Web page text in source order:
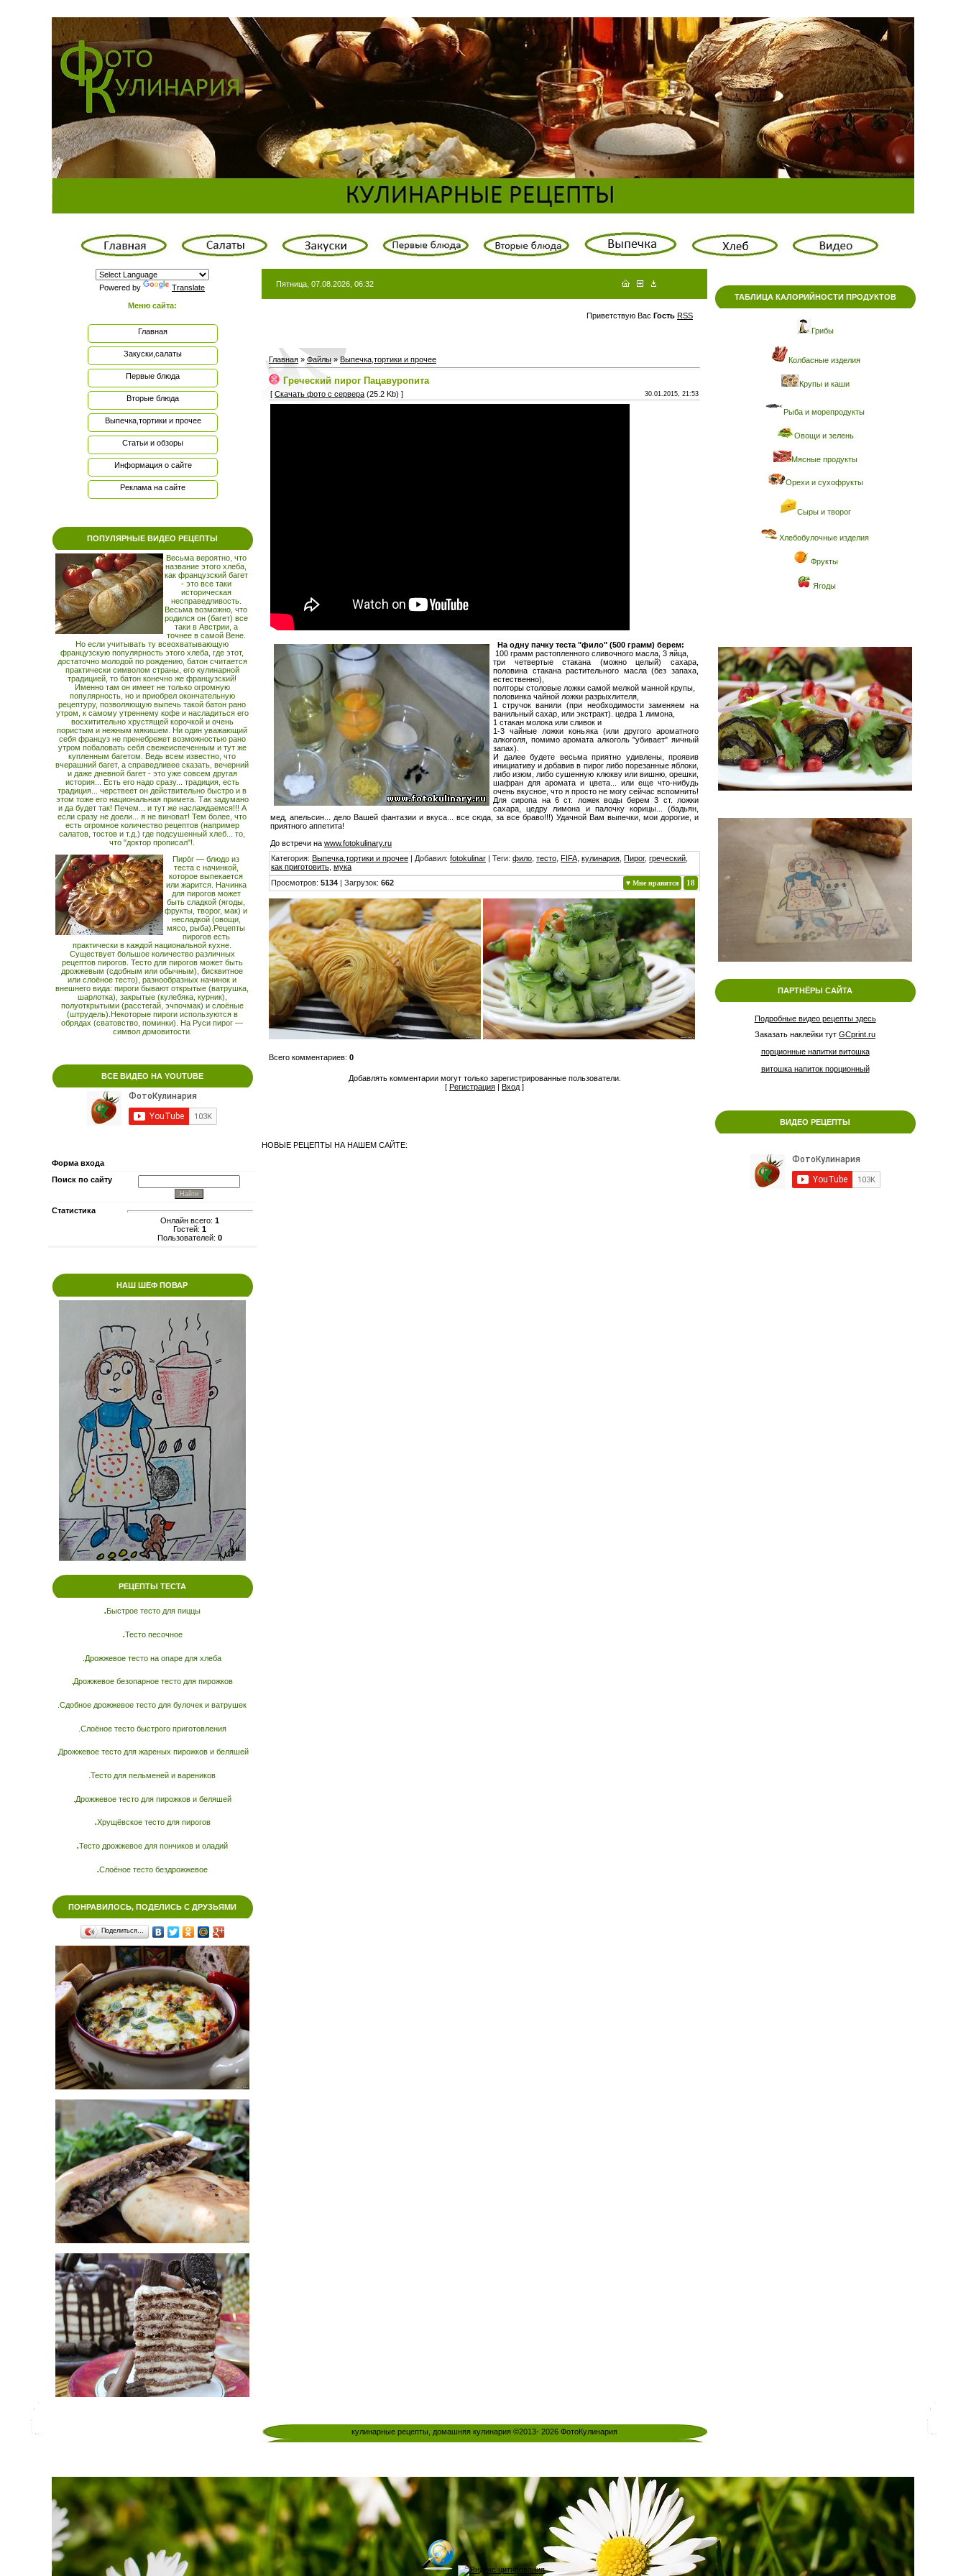
Powered by Translate
Меню сайта:
Главная
Закуски,салаты
Первые блюда
Вторые блюда
Выпечка,тортики и прочее
Статьи и обзоры
Информация о сайте
Реклама на сайте
ПОПУЛЯРНЫЕ ВИДЕО РЕЦЕПТЫ
Весьма вероятно, что
название этого хлеба,
как французский багет
- это все таки
историческая
несправедливость.
Весьма возможно, что
родился он (багет) все
таки в Австрии, а
точнее в самой Вене.
Но если учитывать ту всеохватывающую
французскую популярность этого хлеба, где этот,
достаточно молодой по рождению, батон считается
практически символом страны, его кулинарной
традицией, то батон конечно же французский!
Именно там он имеет не только огромную
популярность, но и приобрел окончательную
рецептуру, позволяющую выпечь такой батон рано
утром, к самому утреннему кофе и насладиться его
восхитительно хрустящей корочкой и очень
пористым и нежным мякишем. Ни один уважающий
себя француз не пренебрежет возможностью рано
утром побаловать себя свежеиспеченным и тут же
купленным багетом. Ведь всем известно, что
вчерашний багет, а справедливее сказать, вечерний
и даже дневной багет - это уже совсем другая
история... Есть его надо сразу... традиция, есть
традиция... черствеет он действительно быстро и в
этом тоже его национальная примета. Так задумано
и да будет так! Печем... и тут же наслаждаемся!!! А
если сразу не доели... я не виноват! Тем более, что
есть огромное количество рецептов (например
салатов, тостов и т.д.) где подсушенный хлеб... то,
что "доктор прописал"!.
Пиро́г — блюдо из
теста с начинкой,
которое выпекается
или жарится. Начинка
для пирогов может
быть сладкой (ягоды,
фрукты, творог, мак) и
несладкой (овощи,
мясо, рыба).Рецепты
пирогов есть
практически в каждой национальной кухне.
Существует большое количество различных
рецептов пирогов. Тесто для пирогов может быть
дрожжевым (сдобным или обычным), бисквитное
или слоёное тесто), разнообразных начинок и
внешнего вида: пироги бывают открытые (ватрушка,
шарлотка), закрытые (кулебяка, курник),
полуоткрытыми (расстегай, эчпочмак) и слоёные
(штрудель).Некоторые пироги используются в
обрядах (сватовство, поминки). На Руси пирог —
символ домовитости.
ВСЕ ВИДЕО НА YOUTUBE
Форма входа
Поиск по сайту
Статистика
Онлайн всего: 1
Гостей: 1
Пользователей: 0
НАШ ШЕФ ПОВАР
РЕЦЕПТЫ ТЕСТА
. Быстрое тесто для пиццы
.Тесто песочное
.Дрожжевое тесто на опаре для хлеба
.Дрожжевое безопарное тесто для пирожков
.Сдобное дрожжевое тесто для булочек и ватрушек
.Слоёное тесто быстрого приготовления
.Дрожжевое тесто для жареных пирожков и беляшей
.Тесто для пельменей и вареников
.Дрожжевое тесто для пирожков и беляшей
.Хрущёвское тесто для пирогов
.Тесто дрожжевое для пончиков и оладий
.Слоёное тесто бездрожжевое
ПОНРАВИЛОСЬ, ПОДЕЛИСЬ С ДРУЗЬЯМИ
Поделиться…
Пятница, 07.08.2026, 06:32
Приветствую Вас Гость RSS
Главная » Файлы »Выпечка,тортики и прочее
Греческий пирог Пацавуропита
[ Скачать фото с сервера (25.2 Kb) ] 30.01.2015, 21:53
На одну пачку теста "фило" (500 грамм) берем:
100 грамм растопленного сливочного масла, 3 яйца,
три четвертые стакана (можно целый) сахара,
половина стакана растительного масла (без запаха,
естественно),
полторы столовые ложки самой мелкой манной крупы,
половинка чайной ложки разрыхлителя,
1 стручок ванили (при необходимости заменяем на
ванильный сахар, или экстракт). цедра 1 лимона,
1 стакан молока или сливок и
1-3 чайные ложки коньяка (или другого ароматного
алкоголя, помимо аромата алкоголь "убивает" яичный
запах).
И далее будете весьма приятно удивлены, проявив
инициативу и добавив в пирог либо порезанные яблоки,
либо изюм, либо сушенную клюкву или вишню, орешки,
шафран для аромата и цвета... или еще что-нибудь
очень вкусное, что я просто не могу сейчас вспомнить!
Для сиропа на 6 ст. ложек воды берем 3 ст. ложки
сахара, цедру лимона и палочку корицы... (бадьян,
мед, апельсин... дело Вашей фантазии и вкуса... все сюда, за все браво!!!) Удачной Вам выпечки, мои дорогие, и
приятного аппетита!
До встречи на www.fotokulinary.ru
Категория: Выпечка,тортики и прочее | Добавил: fotokulinar | Теги: фило тесто FIFA кулинария Пирог, греческий
как приготовить мука
Просмотров: 5134 | Загрузок: 662 ♥ Мне нравится 18
Всего комментариев: 0
Добавлять комментарии могут только зарегистрированные пользователи.
[ Регистрация | Вход ]
НОВЫЕ РЕЦЕПТЫ НА НАШЕМ САЙТЕ:
ТАБЛИЦА КАЛОРИЙНОСТИ ПРОДУКТОВ
Грибы
Колбасные изделия
Крупы и каши
Рыба и морепродукты
Овощи и зелень
Мясные продукты
Орехи и сухофрукты
Сыры и творог
Хлебобулочные изделия
Фрукты
Ягоды
ПАРТНЁРЫ САЙТА
Подробные видео рецепты здесь
Заказать наклейки тут GCprint.ru
порционные напитки витошка
витошка напиток порционный
ВИДЕО РЕЦЕПТЫ
кулинарные рецепты, домашняя кулинария ©2013- 2026 ФотоКулинария